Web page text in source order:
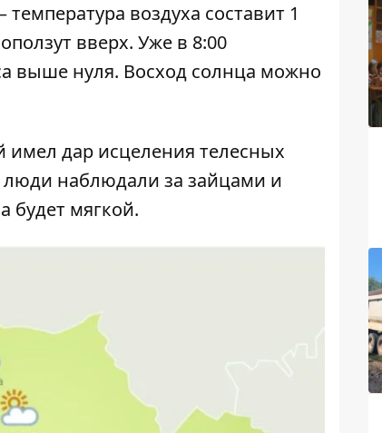
воздуха составит 1
вверх. Уже в 8:00
выше нуля. Восход солнца можно
имел дар исцеления телесных
люди наблюдали за зайцами и
будет мягкой.